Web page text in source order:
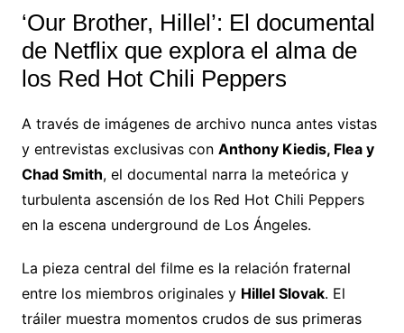
‘Our Brother, Hillel’: El documental
de Netflix que explora el alma de
los Red Hot Chili Peppers
A través de imágenes de archivo nunca antes vistas
y entrevistas exclusivas con Anthony Kiedis, Flea y
Chad Smith, el documental narra la meteórica y
turbulenta ascensión de los Red Hot Chili Peppers
en la escena underground de Los Ángeles.
La pieza central del filme es la relación fraternal
entre los miembros originales y Hillel Slovak. El
tráiler muestra momentos crudos de sus primeras